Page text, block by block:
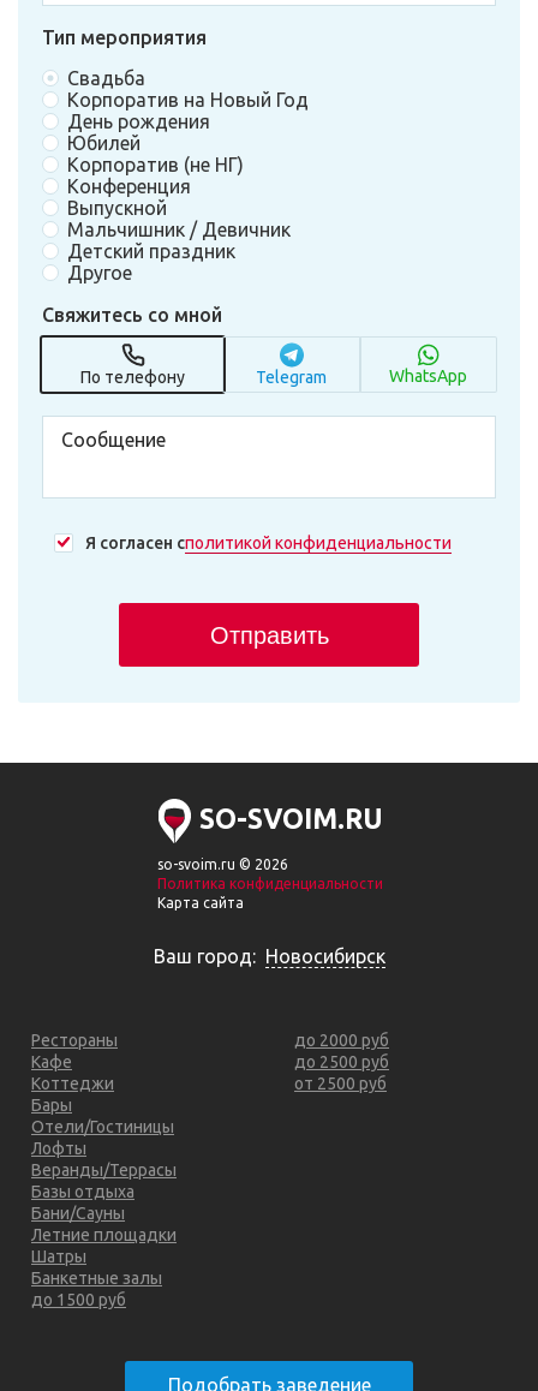
Тип мероприятия
Свадьба
Корпоратив на Новый Год
День рождения
Юбилей
Корпоратив (не НГ)
Конференция
Выпускной
Мальчишник / Девичник
Детский праздник
Другое
Свяжитесь со мной
По телефону Telegram WhatsApp
Я согласен сполитикой конфиденциальности
Отправить
SO-SVOIM.RU
so-svoim.ru © 2026
Политика конфиденциальности
Карта сайта
Ваш город: Новосибирск
Рестораны
Кафе
Коттеджи
Бары
Отели/Гостиницы
Лофты
Веранды/Террасы
Базы отдыха
Бани/Сауны
Летние площадки
Шатры
Банкетные залы
до 1500 руб
до 2000 руб
до 2500 руб
от 2500 руб
Подобрать заведение